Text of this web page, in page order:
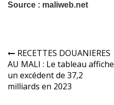
Source : maliweb.net
Navigation
de
l’article
RECETTES DOUANIERES
AU MALI : Le tableau affiche
un excédent de 37,2
milliards en 2023